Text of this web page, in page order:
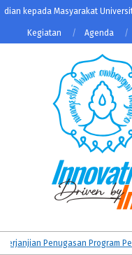
Skip
content
kepada Masyarakat
Kegiatan Agenda
LPPM
PrimaryPenugasan Program